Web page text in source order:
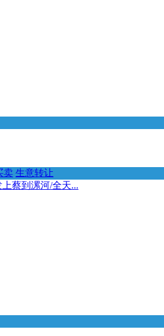
卖 生意转让
蔡到漯河/全天...